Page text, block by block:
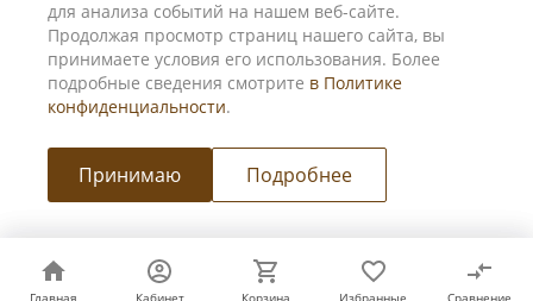
для анализа событий на нашем веб-сайте.
Продолжая просмотр страниц нашего сайта, вы
принимаете условия его использования. Более
подробные сведения смотрите в Политике
конфиденциальности.
Принимаю Подробнее
Главная Кабинет Корзина Избранные Сравнение
Главная Кабинет Корзина Избранные Сравнение
Мы в соц. сетях
© 2026 Мебель для бизнеса и дома, Все права защищены